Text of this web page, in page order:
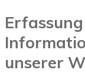
unserer